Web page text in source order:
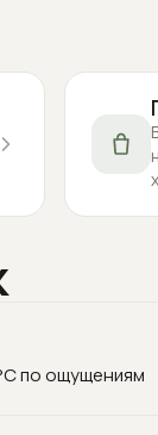
по ощущениям